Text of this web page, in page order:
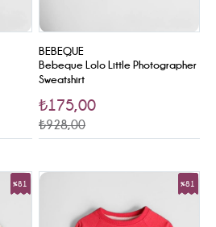
BEBEQUE
Bebeque Lolo Little Photographer
Sweatshirt
₺175,00
₺928,00
%81 %81